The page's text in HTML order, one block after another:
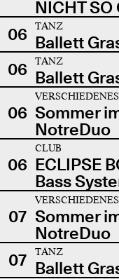
NICHT SO
06
TANZ
Ballett
06
TANZ
Ballett
06
VERSCHIEDENES
Sommer
NotreDuo
06
CLUB
ECLIPSE
Bass
07
VERSCHIEDENES
Sommer
NotreDuo
07
TANZ
Ballett